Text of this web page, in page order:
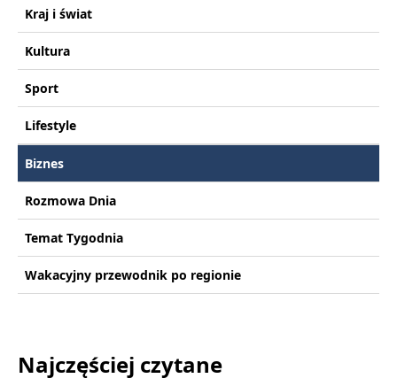
Kraj i świat
Kultura
Sport
Lifestyle
Biznes
Rozmowa Dnia
Temat Tygodnia
Wakacyjny przewodnik po regionie
Najczęściej czytane